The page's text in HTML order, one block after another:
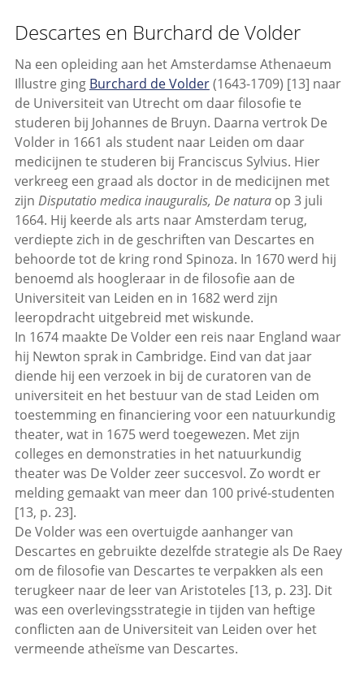
Descartes en Burchard de Volder
Na een opleiding aan het Amsterdamse Athenaeum
Illustre ging Burchard de Volder(1643-1709) [13] naar
de Universiteit van Utrecht om daar filosofie te
studeren bij Johannes de Bruyn. Daarna vertrok De
Volder in 1661 als student naar Leiden om daar
medicijnen te studeren bij Franciscus Sylvius. Hier
verkreeg een graad als doctor in de medicijnen met
zijn Disputatio medica inauguralis, De naturaop 3 juli
1664. Hij keerde als arts naar Amsterdam terug,
verdiepte zich in de geschriften van Descartes en
behoorde tot de kring rond Spinoza. In 1670 werd hij
benoemd als hoogleraar in de filosofie aan de
Universiteit van Leiden en in 1682 werd zijn
leeropdracht uitgebreid met wiskunde.
In 1674 maakte De Volder een reis naar England waar
hij Newton sprak in Cambridge. Eind van dat jaar
diende hij een verzoek in bij de curatoren van de
universiteit en het bestuur van de stad Leiden om
toestemming en financiering voor een natuurkundig
theater, wat in 1675 werd toegewezen. Met zijn
colleges en demonstraties in het natuurkundig
theater was De Volder zeer succesvol. Zo wordt er
melding gemaakt van meer dan 100 privé-studenten
[13, p. 23].
De Volder was een overtuigde aanhanger van
Descartes en gebruikte dezelfde strategie als De Raey
om de filosofie van Descartes te verpakken als een
terugkeer naar de leer van Aristoteles [13, p. 23]. Dit
was een overlevingsstrategie in tijden van heftige
conflicten aan de Universiteit van Leiden over het
vermeende atheïsme van Descartes.